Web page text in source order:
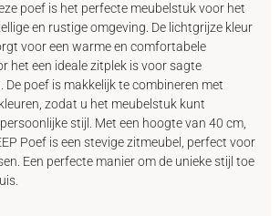
poef is het perfecte meubelstuk voor het
en rustige omgeving. De lichtgrijze kleur
voor een warme en comfortabele
het een ideale zitplek is voor sagte
De poef is makkelijk te combineren met
zodat u het meubelstuk kunt
stijl. Met een hoogte van 40 cm,
Poef is een stevige zitmeubel, perfect voor
Een perfecte manier om de unieke stijl toe